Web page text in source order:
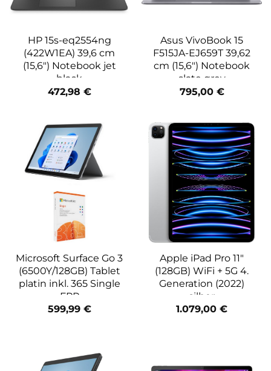
HP 15s-eq2554ng
(422W1EA) 39,6 cm
(15,6″) Notebook jet
black
472,98 €
Asus VivoBook 15
F515JA-EJ659T 39,62
cm (15,6″) Notebook
slate grey
795,00 €
Microsoft Surface Go 3
(6500Y/128GB) Tablet
platin inkl. 365 Single
FPP
599,99 €
Apple iPad Pro 11″
(128GB) WiFi + 5G 4.
Generation (2022)
silber
1.079,00 €